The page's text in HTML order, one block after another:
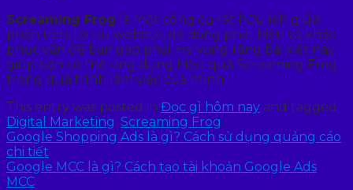
Screaming Frog là một công cụ rất hữu ích giúp
phân tích, tối ưu website, dễ dàng phát hiện và khắc
phục vấn đề bạn gặp phải. Hy vọng rằng bài viết này
giúp bạn có thể ứng dụng hiệu quả Screaming Frog
trong quá trình làm việc của mình.
This entry was posted in Đọc gì hôm nay and tagged
Digital Marketing, Screaming Frog.
Google Shopping Ads là gì? Cách sử dụng quảng cáo
chi tiết
Google MCC là gì? Cách tạo tài khoản Google Ads
MCC